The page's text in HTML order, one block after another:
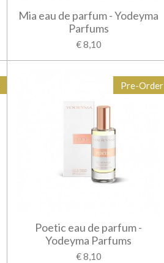
Mia eau de parfum - Yodeyma
Parfums
€ 8,10
Pre-Order
Poetic eau de parfum -
Yodeyma Parfums
€ 8,10